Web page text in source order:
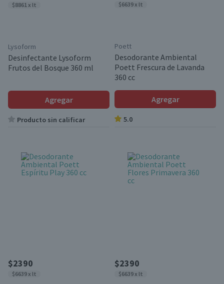
$8861 x lt
Lysoform
Desinfectante Lysoform
Frutos del Bosque 360 ml
Agregar
Producto sin calificar
$6639 x lt
Poett
Desodorante Ambiental
Poett Frescura de Lavanda
360 cc
Agregar
5.0
$2390
$6639 x lt
$2390
$6639 x lt